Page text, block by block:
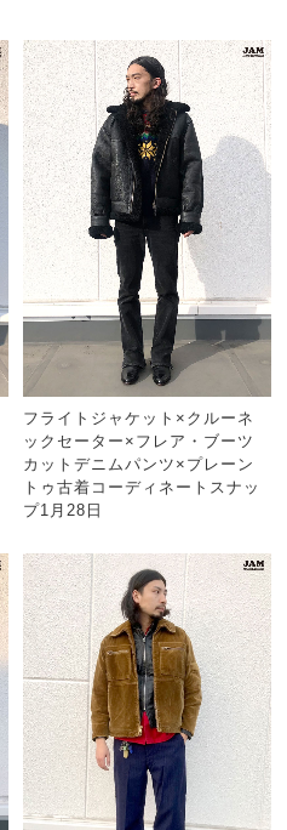
フライトジャケット×クルーネ
ックセーター×フレア・ブーツ
カットデニムパンツ×プレーン
トゥ古着コーディネートスナッ
プ1月28日